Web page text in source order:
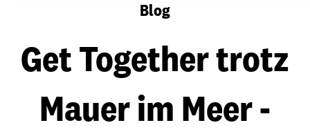
Blog
Get Together trotz
Mauer im Meer -